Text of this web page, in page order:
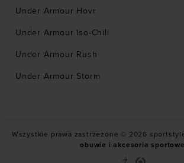
Under Armour Hovr
Under Armour Iso-Chill
Under Armour Rush
Under Armour Storm
Wszystkie prawa zastrzeżone © 2026
obuwie i akcesoria sportowe